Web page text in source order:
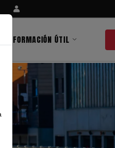
INFORMACIÓN ÚTIL